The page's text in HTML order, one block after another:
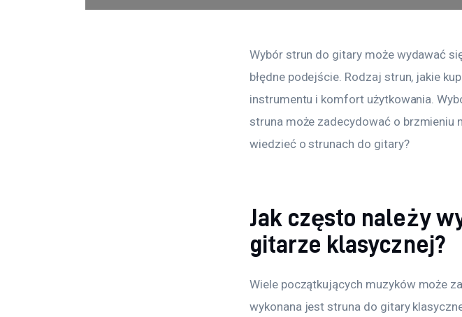
Wybór strun do gitary może wydawać
błędne podejście. Rodzaj strun, jakie
instrumentu i komfort użytkowania.
struna może zadecydować o brzmieniu
wiedzieć o strunach do gitary?
Jak często należy
gitarze klasycznej?
Wiele początkujących muzyków może
wykonana jest struna do gitary